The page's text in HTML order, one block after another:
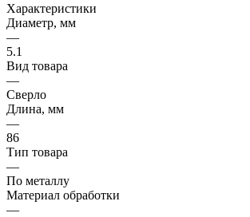
Характеристики
Диаметр, мм
—
5.1
Вид товара
—
Сверло
Длина, мм
—
86
Тип товара
—
По металлу
Материал обработки
—